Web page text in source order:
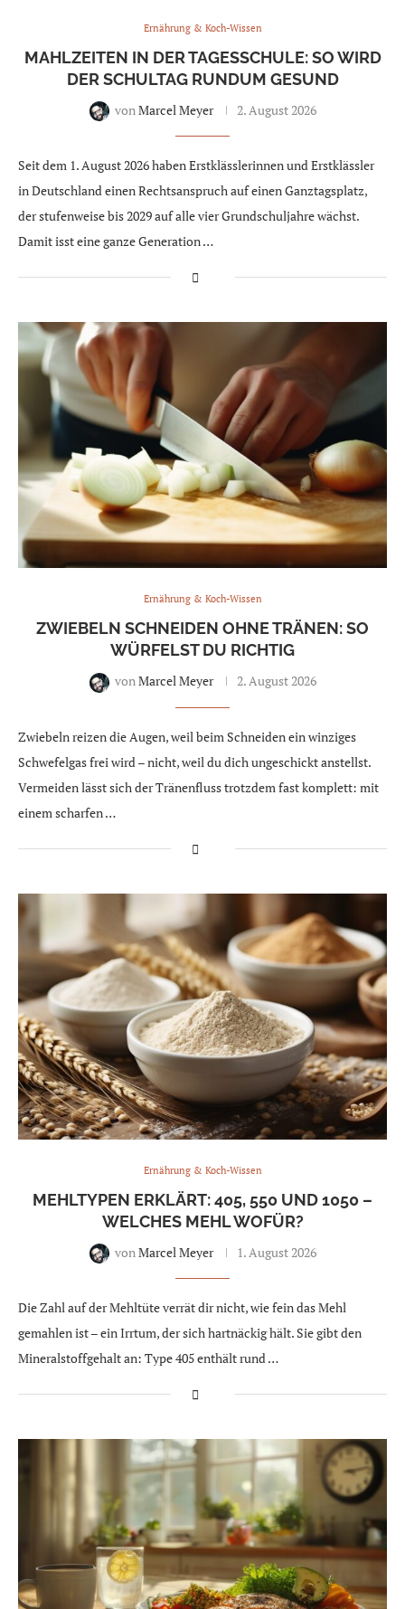
Ernährung & Koch-Wissen
MAHLZEITEN IN DER TAGESSCHULE: SO WIRD
DER SCHULTAG RUNDUM GESUND
von Marcel Meyer 2. August 2026
Seit dem 1. August 2026 haben Erstklässlerinnen und Erstklässler
in Deutschland einen Rechtsanspruch auf einen Ganztagsplatz,
der stufenweise bis 2029 auf alle vier Grundschuljahre wächst.
Damit isst eine ganze Generation …
Ernährung & Koch-Wissen
ZWIEBELN SCHNEIDEN OHNE TRÄNEN: SO
WÜRFELST DU RICHTIG
vonMarcel Meyer 2. August 2026
Zwiebeln reizen die Augen, weil beim Schneiden ein winziges
Schwefelgas frei wird – nicht, weil du dich ungeschickt anstellst.
Vermeiden lässt sich der Tränenfluss trotzdem fast komplett: mit
einem scharfen …
Ernährung & Koch-Wissen
MEHLTYPEN ERKLÄRT: 405, 550 UND 1050 –
WELCHES MEHL WOFÜR?
von Marcel Meyer 1. August 2026
Die Zahl auf der Mehltüte verrät dir nicht, wie fein das Mehl
gemahlen ist – ein Irrtum, der sich hartnäckig hält. Sie gibt den
Mineralstoffgehalt an: Type 405 enthält rund …